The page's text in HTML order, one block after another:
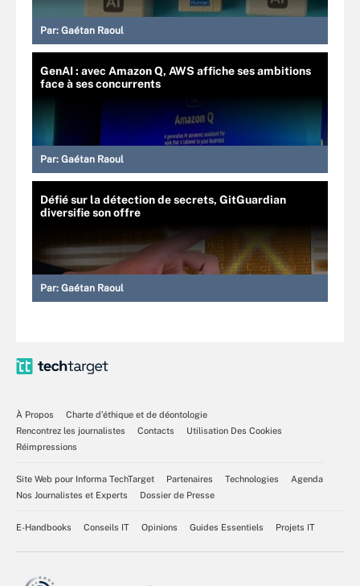
Par: Gaétan Raoul
GenAI : avec Amazon Q, AWS affiche ses ambitions
face à ses concurrents
Par: Gaétan Raoul
Défié sur la détection de secrets, GitGuardian
diversifie son offre
Par: Gaétan Raoul
À Propos
Charte d’éthique et de déontologie
Rencontrez les journalistes
Contacts
Utilisation Des Cookies
Réimpressions
Site Web pour Informa TechTarget Partenaires Technologies
Agenda
Nos Journalistes et Experts
Dossier de Presse
E-Handbooks Conseils IT Opinions Guides Essentiels Projets IT